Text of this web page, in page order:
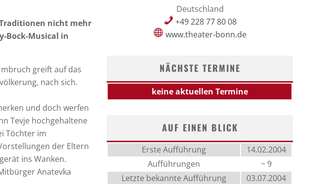
nicht mehr
Bock-Musical in
greift auf das
nach sich.
und doch werfen
Tevje hochgehaltene
Töchter im
der Eltern
ins Wanken.
Anatevka
Deutschland
+49 228 77 80 08
www.theater-bonn.de
NÄCHSTE TERMINE
keine aktuellen Termine
AUF EINEN BLICK
Erste Aufführung
14.02.2004
Aufführungen
~ 9
Letzte bekannte Aufführung
03.07.2004